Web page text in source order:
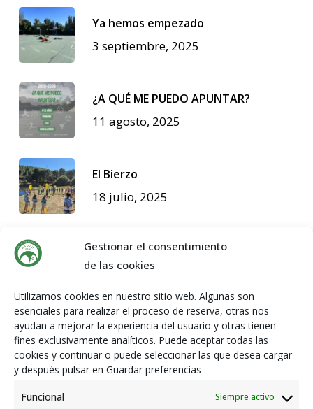
Gestionar el consentimiento
de las cookies
Utilizamos cookies en nuestro sitio web. Algunas son
esenciales para realizar el proceso de reserva, otras nos
ayudan a mejorar la experiencia del usuario y otras tienen
fines exclusivamente analíticos. Puede aceptar todas las
cookies y continuar o puede seleccionar las que desea cargar
y después pulsar en Guardar preferencias
Funcional Siempre activo
Ya hemos empezado
3 septiembre, 2025
¿A QUÉ ME PUEDO APUNTAR?
11 agosto, 2025
El Bierzo
18 julio, 2025
Últimos resultados
Resultados partidos 29 y 30 de abril
5 mayo, 2023
Archivos